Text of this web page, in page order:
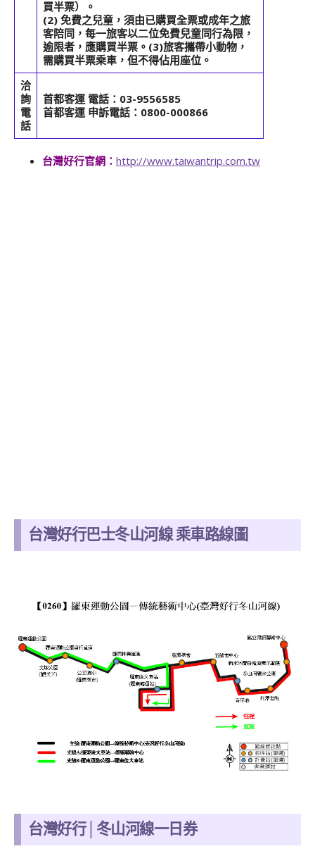
買半票）。
(2) 免費之兒童，須由已購買全票或成年之旅
客陪同，每一旅客以二位免費兒童同行為限，
逾限者，應購買半票。(3)旅客攜帶小動物，
需購買半票乘車，但不得佔用座位。
洽
詢
電
話
首都客運 電話：03-9556585
首都客運 申訴電話：0800-000866
台灣好行官網： http://www.taiwantrip.com.tw
台灣好行巴士冬山河線 乘車路線圖
台灣好行│冬山河線一日券